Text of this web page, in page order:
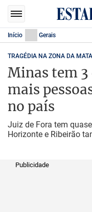
Início Gerais
TRAGÉDIA NA ZONA DA MATA
Minas tem 3
mais
no país
Juiz de Fora tem
Horizonte e Ribeirão
Publicidade